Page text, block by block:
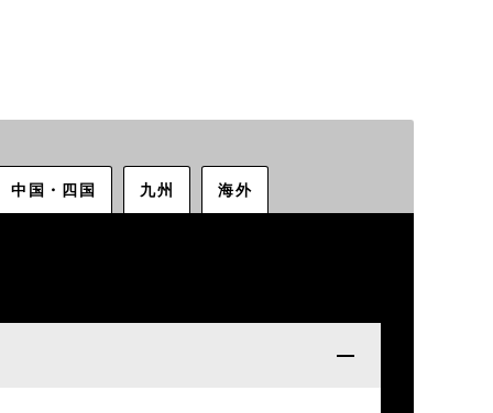
中国・四国 九州 海外